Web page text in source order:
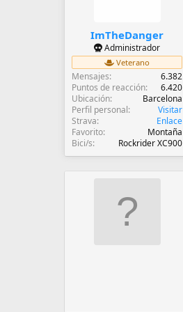
ImTheDanger
Administrador
Veterano
Mensajes
6.382
Puntos de reacción
6.420
Ubicación
Barcelona
Perfil personal
Visitar
Strava
Enlace
Favorito
Montaña
Bici/s
Rockrider XC900